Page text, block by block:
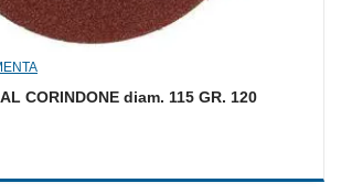
CORINDONE diam. 115 GR. 120
era: 0,60 €.
attuale è: 0,30 €.